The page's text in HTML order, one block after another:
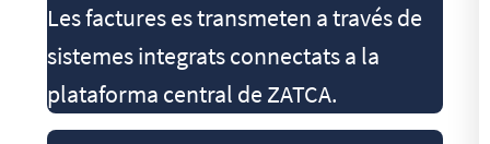
Les factures es transmeten a través de
sistemes integrats connectats a la
plataforma central de ZATCA.